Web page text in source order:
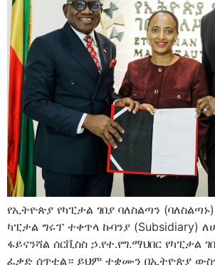
የኢትዮጵያ የካፒታል ገበያ ባለስልጣን
ካፒታል ግሩፕ ተቀጥላ ኩባንያ (Subsidiary)
ፋይናንሻል ሰርቪስስ ኃ.የተ.የግ.ማህበር የካፒታል
ፈቃድ ሰጥቷል። ይህም ተቋሙን በኢትዮጵያ